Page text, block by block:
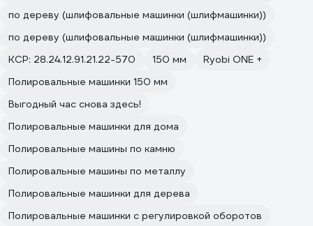
по дереву (шлифовальные машинки (шлифмашинки))
по дереву (шлифовальные машинки (шлифмашинки))
КСР: 28.24.12.91.21.22-570
150 мм
Ryobi ONE +
Полировальные машинки 150 мм
Выгодный час снова здесь!
Полировальные машинки для дома
Полировальные машины по камню
Полировальные машины по металлу
Полировальные машинки для дерева
Полировальные машинки с регулировкой оборотов